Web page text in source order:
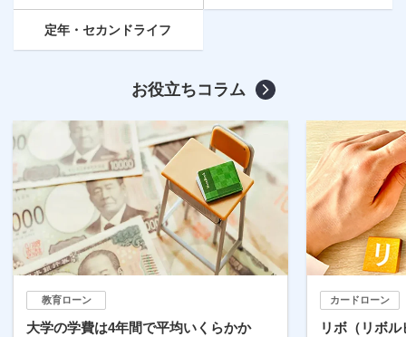
定年 ・セカンドライフ
お役立ちコラム
教育ローン
大学の学費は4年間で平均いくらかか
カードローン
リボ（リボ